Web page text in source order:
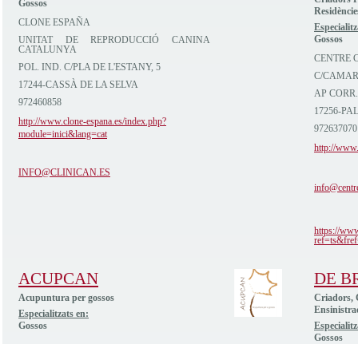
Gossos
CLONE ESPAÑA
UNITAT DE REPRODUCCIÓ CANINA
CATALUNYA
POL. IND. C/PLA DE L'ESTANY, 5
17244-CASSÀ DE LA SELVA
972460858
http://www.clone-espana.es/index.php?
module=inici&lang=cat
INFO@CLINICAN.ES
Gossos
CENTRE
C/
AP
17256-
972637070
http://
https://
ACUPCAN
Acupuntura per gossos
Especialitzats en:
Gossos
DE
Criadors,
Gossos